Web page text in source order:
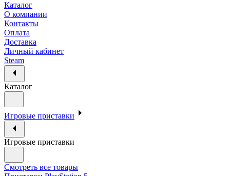
Каталог
О компании
Контакты
Оплата
Доставка
Личный кабинет
Steam
Каталог
Игровые приставки
Игровые приставки
Смотреть все товары